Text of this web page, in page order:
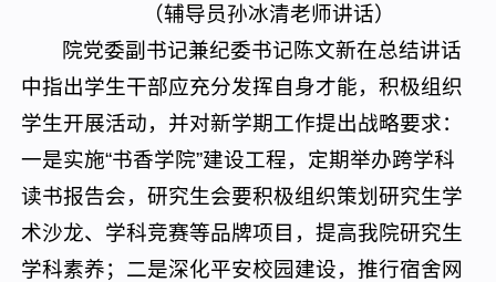
（辅导员孙冰清老师讲话）
院党委副书记兼纪委书记陈文新在总结讲话
中指出学生干部应充分发挥自身才能，积极组织
学生开展活动，并对新学期工作提出战略要求：
一是实施“书香学院”建设工程，定期举办跨学科
读书报告会，研究生会要积极组织策划研究生学
术沙龙、学科竞赛等品牌项目，提高我院研究生
学科素养；二是深化平安校园建设，推行宿舍网